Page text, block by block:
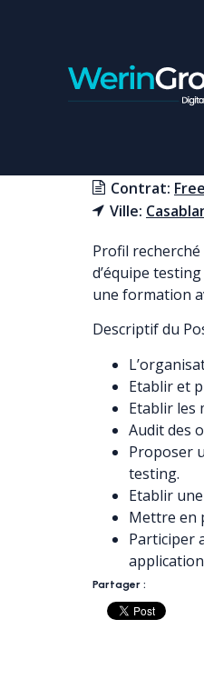
Contrat:
Ville:
Profil
d’équipe
une formation
Descriptif du
Etablir et
Etablir les
Audit des
Proposer
testing.
Etablir
Mettre en
Participer
Partager :